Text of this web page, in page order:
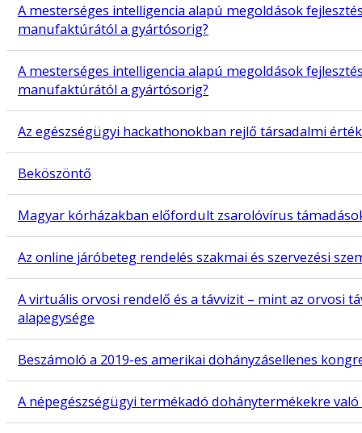
A mesterséges intelligencia alapú megoldások
manufaktúrától a gyártósorig?
A mesterséges intelligencia alapú megoldások
manufaktúrától a gyártósorig?
Az egészségügyi hackathonokban rejlő társadalmi
Beköszöntő
Magyar kórházakban előfordult zsarolóvírus
Az online járóbeteg rendelés szakmai és szervezési
A virtuális orvosi rendelő és a távvizit – mint az orvosi
alapegysége
Beszámoló a 2019-es amerikai dohányzásellenes
A népegészségügyi termékadó dohánytermékekre